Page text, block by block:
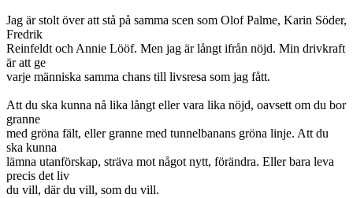
Jag är stolt över att stå på samma scen som Olof Palme, Karin Söder,
Fredrik
Reinfeldt och Annie Lööf. Men jag är långt ifrån nöjd. Min drivkraft
är att ge
varje människa samma chans till livsresa som jag fått.
Att du ska kunna nå lika långt eller vara lika nöjd, oavsett om du bor
granne
med gröna fält, eller granne med tunnelbanans gröna linje. Att du
ska kunna
lämna utanförskap, sträva mot något nytt, förändra. Eller bara leva
precis det liv
du vill, där du vill, som du vill.